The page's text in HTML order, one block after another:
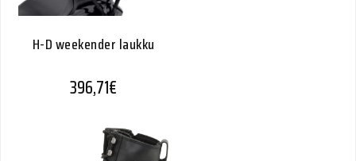
H-D weekender laukku
396,71€